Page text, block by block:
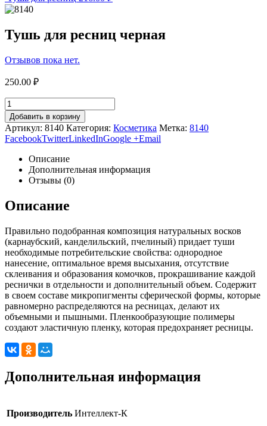
Тушь для ресниц черная
Отзывов пока нет.
250.00 ₽
Добавить в корзину
Артикул: 8140 Категория: Косметика Метка: 8140
FacebookTwitterLinkedInGoogle +Email
Описание
Дополнительная информация
Отзывы (0)
Описание
Правильно подобранная композиция натуральных восков
(карнаубский, канделильский, пчелиный) придает туши
необходимые потребительские свойства: однородное
нанесение, оптимальное время высыхания, отсутствие
склеивания и образования комочков, прокрашивание каждой
реснички в отдельности и дополнительный объем. Содержит
в своем составе микропигменты сферической формы, которые
равномерно распределяются на ресницах, делают их
объемными и пышными. Пленкообразующие полимеры
создают эластичную пленку, которая предохраняет ресницы.
Дополнительная информация
Производитель Интеллект-К